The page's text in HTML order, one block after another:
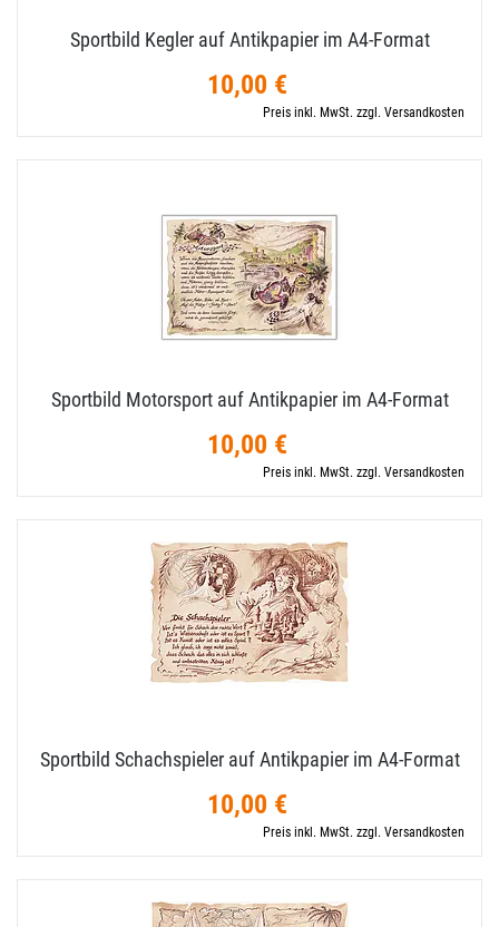
Sportbild Kegler auf Antikpapier im A4-​Format
10,00 €
Preis inkl. MwSt. zzgl. Versandkosten
Sportbild Motorsport auf Antikpapier im A4-​Format
10,00 €
Preis inkl. MwSt. zzgl. Versandkosten
Sportbild Schachspieler auf Antikpapier im A4-​Format
10,00 €
Preis inkl. MwSt. zzgl. Versandkosten